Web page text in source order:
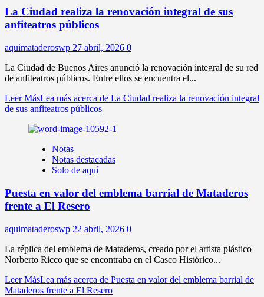
La Ciudad realiza la renovación integral de sus
anfiteatros públicos
aquimataderoswp 27 abril, 2026 0
La Ciudad de Buenos Aires anunció la renovación integral de su red
de anfiteatros públicos. Entre ellos se encuentra el...
Leer MásLea más acerca de La Ciudad realiza la renovación integral
de sus anfiteatros públicos
Notas
Notas destacadas
Solo de aquí
Puesta en valor del emblema barrial de Mataderos
frente a El Resero
aquimataderoswp 22 abril, 2026 0
La réplica del emblema de Mataderos, creado por el artista plástico
Norberto Ricco que se encontraba en el Casco Histórico...
Leer MásLea más acerca de Puesta en valor del emblema barrial de
Mataderos frente a El Resero